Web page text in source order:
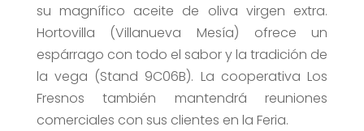
su magnífico aceite de oliva virgen extra.
Hortovilla (Villanueva Mesía) ofrece un
espárrago con todo el sabor y la tradición de
la vega (Stand 9C06B). La cooperativa Los
Fresnos también mantendrá reuniones
comerciales con sus clientes en la Feria.